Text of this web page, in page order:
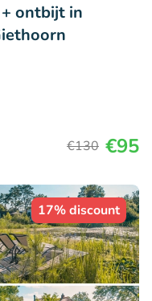
ontbijt in
€130 €95
17% discount